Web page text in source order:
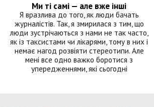
Ми ті самі — але вже інші
Я вразлива до того, як люди бачать
журналістів. Так, я змирилася з тим, що
люди зустрічаються з нами не так часто,
як із таксистами чи лікарями, тому в них і
немає нагод розвіяти стереотипи. Але
мені все одно важко боротися з
упередженнями, які сьогодні